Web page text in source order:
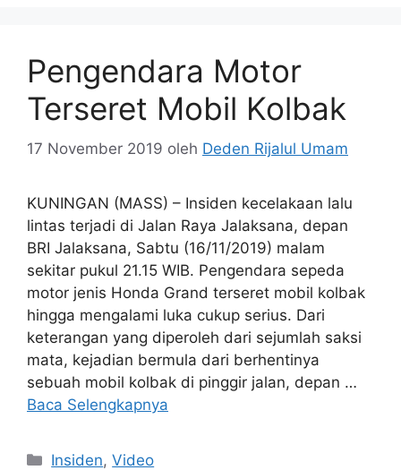
Pengendara Motor
Terseret Mobil Kolbak
17 November 2019 oleh Deden Rijalul Umam
KUNINGAN (MASS) – Insiden kecelakaan lalu
lintas terjadi di Jalan Raya Jalaksana, depan
BRI Jalaksana, Sabtu (16/11/2019) malam
sekitar pukul 21.15 WIB. Pengendara sepeda
motor jenis Honda Grand terseret mobil kolbak
hingga mengalami luka cukup serius. Dari
keterangan yang diperoleh dari sejumlah saksi
mata, kejadian bermula dari berhentinya
sebuah mobil kolbak di pinggir jalan, depan …
Baca Selengkapnya
Kategori
Insiden,Video